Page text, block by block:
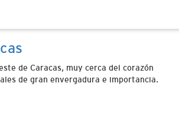
de Caracas, muy cerca del corazón
de gran envergadura e importancia.